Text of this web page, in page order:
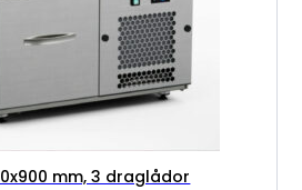
mm, 3 draglådor